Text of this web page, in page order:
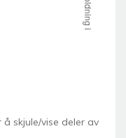
skjule/vise deler av